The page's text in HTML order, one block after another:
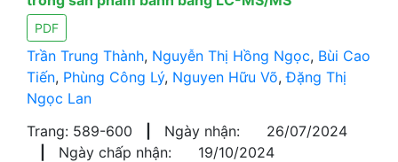
PDF
Trần Trung Thành, Nguyễn Thị Hồng Ngọc, Bùi Cao
Tiến, Phùng Công Lý, Nguyen Hữu Võ,Đặng Thị
Ngọc Lan
Trang: 589-600
Ngày nhận:
26/07/2024
Ngày chấp nhận: 19/10/2024